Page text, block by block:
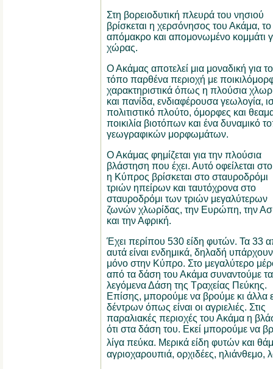
Στη βορειοδυτική πλευρά του νησιού
βρίσκεται η χερσόνησος του Ακάμα, το
απόμακρο και απομονωμένο κομμάτι
χώρας.
Ο Ακάμας αποτελεί μια μοναδική για
τόπο παρθένα περιοχή με
χαρακτηριστικά όπως η πλούσια
και πανίδα, ενδιαφέρουσα γεωλογία,
πολιτιστικό πλούτο, όμορφες και
ποικιλία βιοτόπων και ένα δυναμικό
γεωγραφικών μορφωμάτων.
Ο Ακάμας φημίζεται για την πλούσια
βλάστηση που έχει. Αυτό οφείλεται στο
η Κύπρος βρίσκεται στο σταυροδρόμι
τριών ηπείρων και ταυτόχρονα στο
σταυροδρόμι των τριών μεγαλύτερων
ζωνών χλωρίδας, την Ευρώπη, την
και την Αφρική.
Έχει περίπου 530 είδη φυτών. Τα 33
αυτά είναι ενδημικά, δηλαδή υπάρχουν
μόνο στην Κύπρο. Στο μεγαλύτερο
από τα δάση του Ακάμα συναντούμε τα
λεγόμενα Δάση της Τραχείας Πεύκης.
Επίσης, μπορούμε να βρούμε κι άλλα
δέντρων όπως είναι οι αγριελιές. Στις
παραλιακές περιοχές του Ακάμα η
ότι στα δάση του. Εκεί μπορούμε να
λίγα πεύκα. Μερικά είδη φυτών και
αγριοχαρουπιά, ορχιδέες, ηλιάνθεμο,